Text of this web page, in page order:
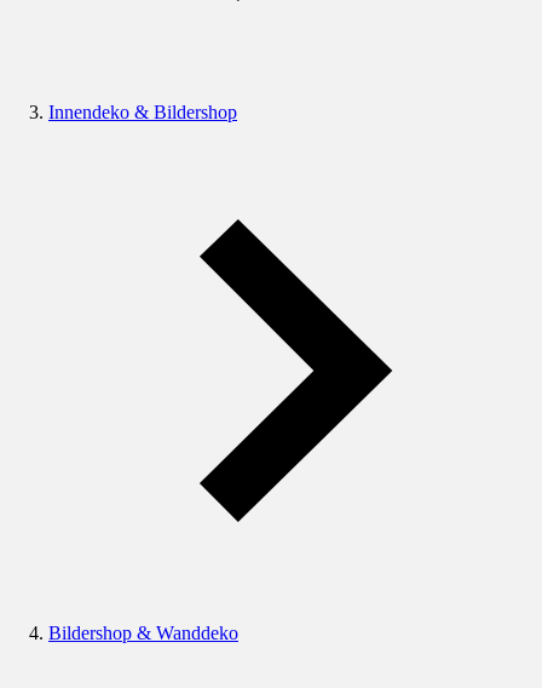
Innendeko & Bildershop
Bildershop & Wanddeko